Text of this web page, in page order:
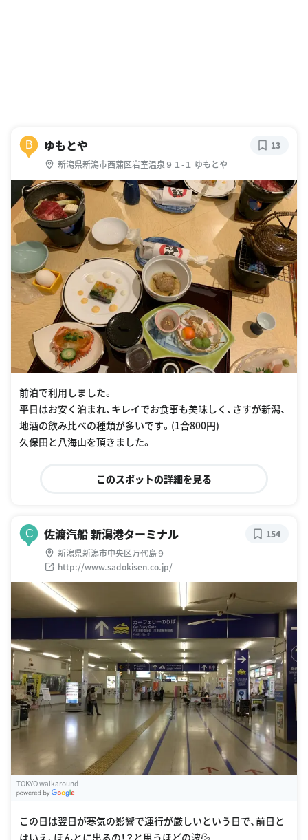
B ゆもとや
新潟県新潟市西蒲区岩室温泉９１-１ ゆもとや
13
前泊で利用しました。
平日はお安く泊まれ、キレイでお食事も美味しく、さすが新潟、
地酒の飲み比べの種類が多いです。(1合800円)
久保田と八海山を頂きました。
このスポットの詳細を見る
C 佐渡汽船 新潟港ターミナル
新潟県新潟市中央区万代島９
http://www.sadokisen.co.jp/
154
TOKYO walkaround
この日は翌日が寒気の影響で運行が厳しいという日で、前日と
はいえ、ほんとに出るの！？と思うほどの波💦